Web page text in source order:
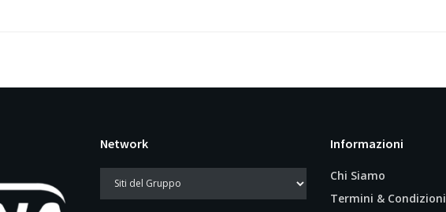
Network Informazioni
Chi Siamo
Termini & Condizioni